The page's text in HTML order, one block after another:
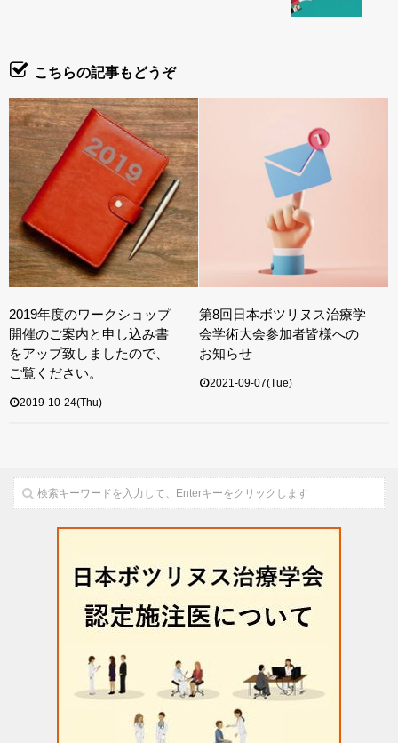
こちらの記事もどうぞ
2019年度のワークショップ
開催のご案内と申し込み書
をアップ致しましたので、
ご覧ください。
2019-10-24(Thu)
第8回日本ボツリヌス治療学
会学術大会参加者皆様への
お知らせ
2021-09-07(Tue)